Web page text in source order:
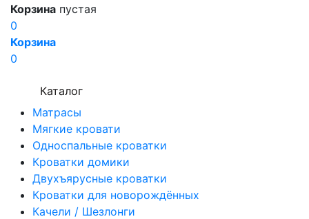
Корзина пустая
0
Корзина
0
Каталог
Матрасы
Мягкие кровати
Односпальные кроватки
Кроватки домики
Двухъярусные кроватки
Кроватки для новорождённых
Качели / Шезлонги